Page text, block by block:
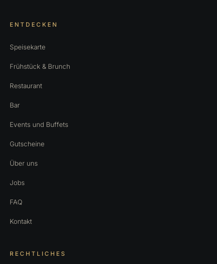
ENTDECKEN
Speisekarte
Frühstück & Brunch
Restaurant
Bar
Events und Buffets
Gutscheine
Über uns
Jobs
FAQ
Kontakt
RECHTLICHES